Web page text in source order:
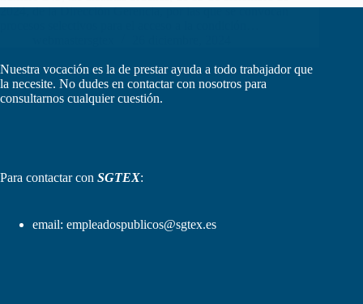
2024, de la Dirección Gerencia, por las que se convocan
Nuestra vocación es la de prestar ayuda a todo trabajador que
la necesite. No dudes en contactar con nosotros para
consultarnos cualquier cuestión.
Para contactar con SGTEX:
email: empleadospublicos@sgtex.es